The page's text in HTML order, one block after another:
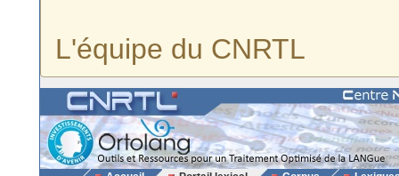
L'équipe du CNRTL